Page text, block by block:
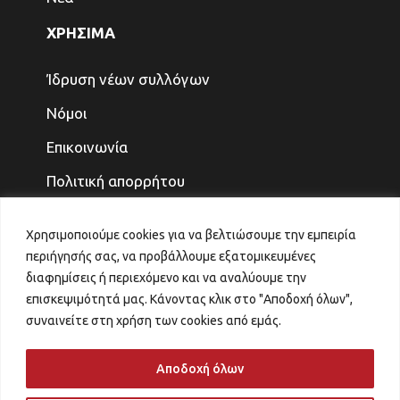
Χρησιμοποιούμε cookies για να βελτιώσουμε την εμπειρία
περιήγησής σας, να προβάλλουμε εξατομικευμένες
διαφημίσεις ή περιεχόμενο και να αναλύουμε την
επισκεψιμότητά μας. Κάνοντας κλικ στο "Αποδοχή όλων",
συναινείτε στη χρήση των cookies από εμάς.
Αποδοχή όλων
ΧΡΗΣΙΜΑ
Ίδρυση νέων συλλόγων
Νόμοι
Επικοινωνία
Πολιτική απορρήτου
ΓΙΑ ΤΑ ΠΑΙΔΙΑ ΚΑΙ ΤΗΝ ΟΙΚΟΓΕΝΕΙΑ, ΤΟ
ΜΕΛΛΟΝ ΤΟ ΚΕΡΔΙΖΟΥΜΕ
31 Ιουλίου 2026
VOUCHER ΠΑΙΔΙΚΟΙ ΣΤΑΘΜΟΙ